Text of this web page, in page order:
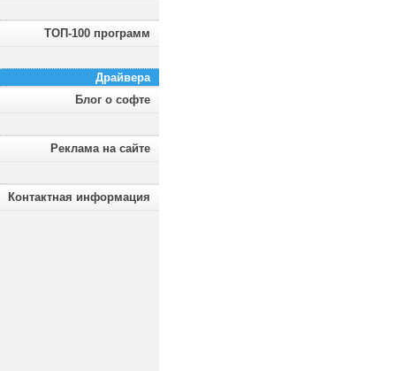
ТОП-100 программ
Драйвера
Блог о софте
Реклама на сайте
Контактная информация